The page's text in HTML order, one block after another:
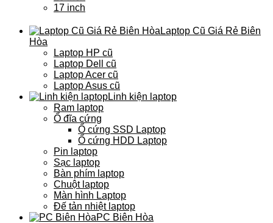
17 inch
Laptop Cũ Giá Rẻ Biên
Hòa
Laptop HP cũ
Laptop Dell cũ
Laptop Acer cũ
Laptop Asus cũ
Linh kiện laptop
Ram laptop
Ổ đĩa cứng
Ổ cứng SSD Laptop
Ổ cứng HDD Laptop
Pin laptop
Sạc laptop
Bàn phím laptop
Chuột laptop
Màn hình Laptop
Đế tản nhiệt laptop
PC Biên Hòa